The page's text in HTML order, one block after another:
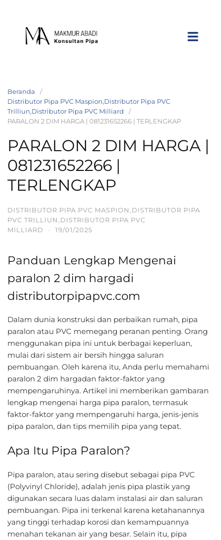
Beranda
Distributor Pipa PVC Maspion,Distributor Pipa PVC
Trilliun,Distributor Pipa PVC Milliard
PARALON 2 DIM HARGA | 081231652266 | TERLENGKAP
PARALON 2 DIM HARGA |
081231652266 |
TERLENGKAP
DISTRIBUTOR PIPA PVC MASPION,DISTRIBUTOR PIPA
PVC TRILLIUN,DISTRIBUTOR PIPA PVC
MILLIARD
· 19/01/2025
Panduan Lengkap Mengenai
paralon 2 dim hargadi
distributorpipapvc.com
Dalam dunia konstruksi dan perbaikan rumah, pipa
paralon atau PVC memegang peranan penting. Orang
menggunakan pipa ini untuk berbagai keperluan,
mulai dari sistem air bersih hingga saluran
pembuangan. Oleh karena itu, Anda perlu memahami
paralon 2 dim hargadan faktor-faktor yang
mempengaruhinya. Artikel ini memberikan gambaran
lengkap mengenai harga pipa paralon, termasuk
faktor-faktor yang mempengaruhi harga, jenis-jenis
pipa paralon, dan tips memilih pipa yang tepat.
Apa Itu Pipa Paralon?
Pipa paralon, atau sering disebut sebagai pipa PVC
(Polyvinyl Chloride), adalah jenis pipa plastik yang
digunakan secara luas dalam instalasi air dan saluran
pembuangan. Pipa ini terkenal karena ketahanannya
yang tinggi terhadap korosi dan kemampuannya
menahan tekanan air yang besar. Selain itu, pipa